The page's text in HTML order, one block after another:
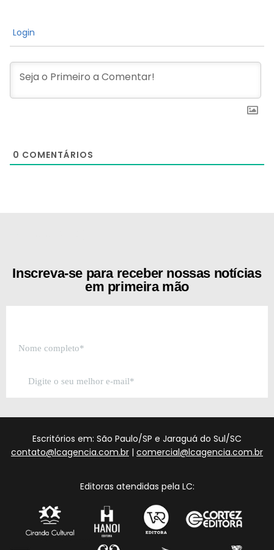
Login
0 COMENTÁRIOS
Inscreva-se para receber nossas notícias
em primeira mão
Escritórios em: São Paulo/SP e Jaraguá do Sul/SC
contato@lcagencia.com.br | comercial@lcagencia.com.br
Editoras atendidas pela LC: